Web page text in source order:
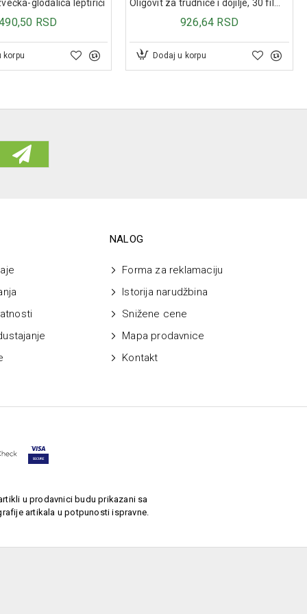
glodalica leptirići
RSD
korpu
926,64 RSD
Dodaj u korpu
NALOG
Forma za reklamaciju
Istorija narudžbina
Snižene cene
Mapa prodavnice
Kontakt
u prodavnici budu prikazani sa
artikala u potpunosti ispravne.